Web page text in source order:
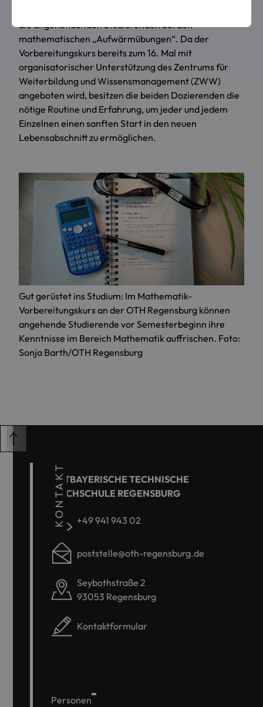
die angehendenden Studierenden bei den
mathematischen „Aufwärmübungen“. Da der
Vorbereitungskurs bereits zum 16. Mal mit
organisatorischer Unterstützung des Zentrums für
Weiterbildung und Wissensmanagement (ZWW)
angeboten wird, besitzen die beiden Dozierenden die
nötige Routine und Erfahrung, um jeder und jedem
Einzelnen einen sanften Start in den neuen
Lebensabschnitt zu ermöglichen.
Gut gerüstet ins Studium: Im Mathematik-
Vorbereitungskurs an der OTH Regensburg können
angehende Studierende vor Semesterbeginn ihre
Kenntnisse im Bereich Mathematik auffrischen. Foto:
Sonja Barth/OTH Regensburg
KONTAKT
OSTBAYERISCHE TECHNISCHE
HOCHSCHULE REGENSBURG
+49 941 943 02
poststelle@oth-regensburg.de
Seybothstraße 2
93053 Regensburg
Kontaktformular
Personen